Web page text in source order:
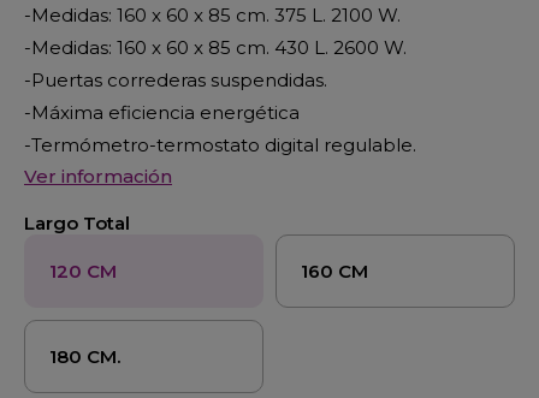
-Medidas: 160 x 60 x 85 cm. 375 L. 2100 W.
-Medidas: 160 x 60 x 85 cm. 430 L. 2600 W.
-Puertas correderas suspendidas.
-Máxima eficiencia energética
-Termómetro-termostato digital regulable.
Ver información
Largo Total
120 CM 160 CM
180 CM.